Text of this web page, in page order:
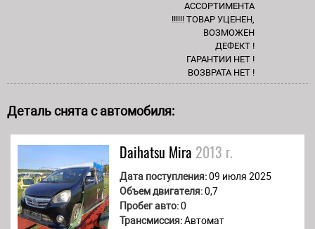
АССОРТИМЕНТА
!!!!!! ТОВАР УЦЕНЕН,
ВОЗМОЖЕН
ДЕФЕКТ !
ГАРАНТИИ НЕТ !
ВОЗВРАТА НЕТ !
Деталь снята с автомобиля:
Daihatsu Mira 2013 г.
Дата поступления:09 июля 2025
Объем двигателя:0,7
Пробег авто:0
Трансмиссия:Автомат